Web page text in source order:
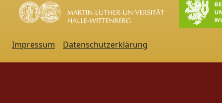
Impressum Datenschutzerklärung